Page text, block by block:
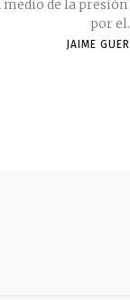
medio de la
por
JAIME